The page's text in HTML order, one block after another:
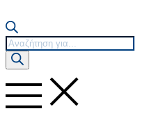
Products
search